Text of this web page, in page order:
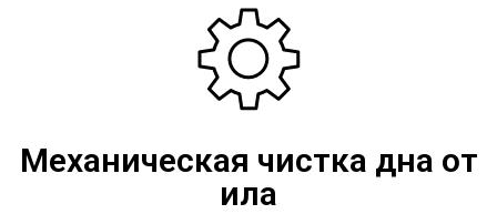
Механическая чистка дна от
ила